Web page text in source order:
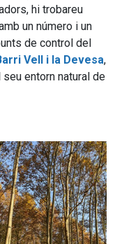
hi trobareu
un número i un
de control del
Vell i la Devesa,
entorn natural de